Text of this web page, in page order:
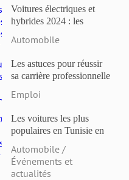
Voitures électriques et
hybrides 2024 : les
et les dernières
Automobile
Les astuces pour réussir
sa carrière professionnelle
Emploi
Les voitures les plus
populaires en Tunisie en
prix et des caractéristiques
Automobile /
Événements et
actualités